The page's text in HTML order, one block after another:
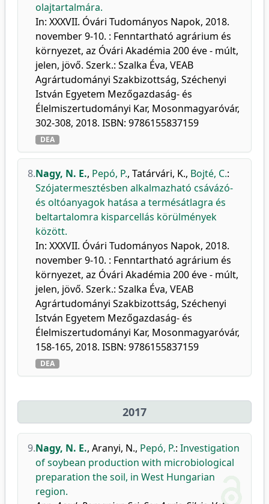
olajtartalmára.
In: XXXVII. Óvári Tudományos Napok, 2018.
november 9-10. : Fenntartható agrárium és
környezet, az Óvári Akadémia 200 éve - múlt,
jelen, jövő. Szerk.: Szalka Éva, VEAB
Agrártudományi Szakbizottság, Széchenyi
István Egyetem Mezőgazdaság- és
Élelmiszertudományi Kar, Mosonmagyaróvár,
302-308, 2018. ISBN: 9786155837159
DEA
8.Nagy, N. E., Pepó, P., Tatárvári, K., Bojté, C.:
Szójatermesztésben alkalmazható csávázó-
és oltóanyagok hatása a termésátlagra és
beltartalomra kisparcellás körülmények
között.
In: XXXVII. Óvári Tudományos Napok, 2018.
november 9-10. : Fenntartható agrárium és
környezet, az Óvári Akadémia 200 éve - múlt,
jelen, jövő. Szerk.: Szalka Éva, VEAB
Agrártudományi Szakbizottság, Széchenyi
István Egyetem Mezőgazdaság- és
Élelmiszertudományi Kar, Mosonmagyaróvár,
158-165, 2018. ISBN: 9786155837159
DEA
2017
9.Nagy, N. E., Aranyi, N., Pepó, P.: Investigation
of soybean production with microbiological
preparation the soil, in West Hungarian
region.